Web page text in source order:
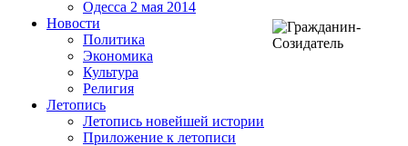
Одесса 2 мая 2014
Новости
Политика
Экономика
Культура
Религия
Летопись
Летопись новейшей истории
Приложение к летописи